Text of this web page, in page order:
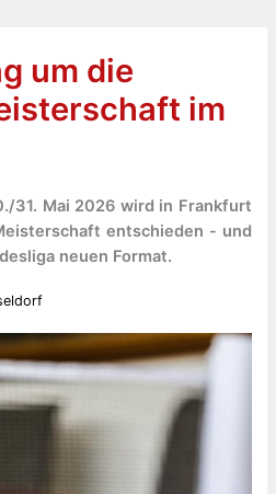
um die
im
31. Mai 2026 wird in Frankfurt
entschieden - und
neuen Format.